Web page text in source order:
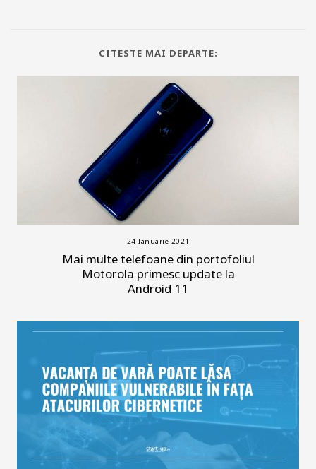
CITESTE MAI DEPARTE:
24 Ianuarie 2021
Mai multe telefoane din portofoliul
Motorola primesc update la
Android 11